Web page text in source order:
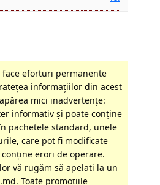
face eforturi permanente
informaţiilor din acest
mici inadvertenţe:
informativ şi poate conţine
pachetele standard, unele
care pot fi modificate
erori de operare.
vă rugăm să apelati la un
Toate promoţiile